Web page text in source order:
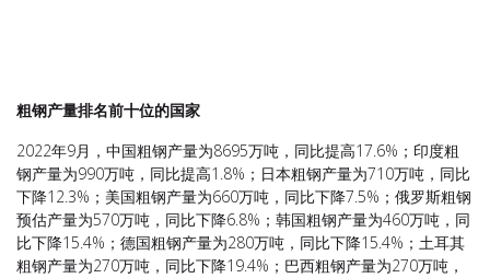
粗钢产量排名前十位的国家
2022年9月，中国粗钢产量为8695万吨，同比提高17.6%；印度粗
钢产量为990万吨，同比提高1.8%；日本粗钢产量为710万吨，同比
下降12.3%；美国粗钢产量为660万吨，同比下降7.5%；俄罗斯粗钢
预估产量为570万吨，同比下降6.8%；韩国粗钢产量为460万吨，同
比下降15.4%；德国粗钢产量为280万吨，同比下降15.4%；土耳其
粗钢产量为270万吨，同比下降19.4%；巴西粗钢产量为270万吨，